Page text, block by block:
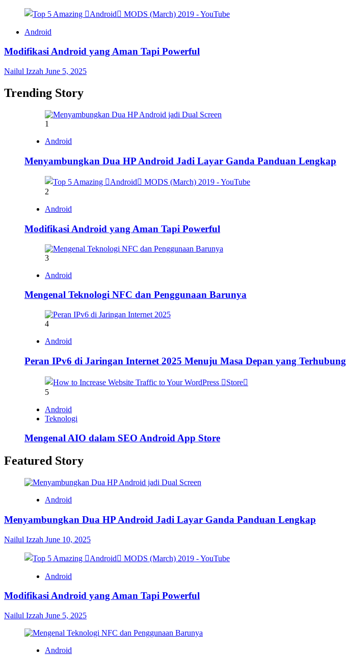
Android
Modifikasi Android yang Aman Tapi Powerful
Nailul Izzah June 5, 2025
Trending Story
1
Android
Menyambungkan Dua HP Android Jadi Layar Ganda Panduan Lengkap
2
Android
Modifikasi Android yang Aman Tapi Powerful
3
Android
Mengenal Teknologi NFC dan Penggunaan Barunya
4
Android
Peran IPv6 di Jaringan Internet 2025 Menuju Masa Depan yang Terhubung
5
Android
Teknologi
Mengenal AIO dalam SEO Android App Store
Featured Story
Android
Menyambungkan Dua HP Android Jadi Layar Ganda Panduan Lengkap
Nailul Izzah June 10, 2025
Android
Modifikasi Android yang Aman Tapi Powerful
Nailul Izzah June 5, 2025
Android